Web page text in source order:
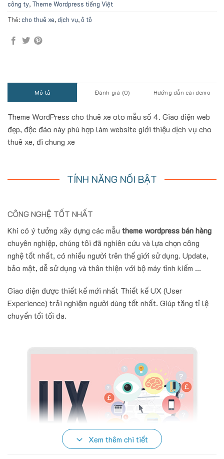
công ty, Theme Wordpress tiếng Việt
Thẻ:cho thuê xe,dịch vụ,ô tô
Mô tả Đánh giá (0) Hướng dẫn cài demo
Theme WordPress cho thuê xe oto mẫu số 4. Giao diện web
đẹp, độc đáo này phù hợp làm website giới thiệu dịch vụ cho
thuê xe, đi chung xe
TÍNH NĂNG NỔI BẬT
CÔNG NGHỆ TỐT NHẤT
Khi có ý tưởng xây dựng các mẫu theme wordpress bán hàng
chuyên nghiệp, chúng tôi đã nghiên cứu và lựa chọn công
nghệ tốt nhất, có nhiều người trên thế giới sử dụng. Update,
bảo mật, dễ sử dụng và thân thiện với bộ máy tình kiếm ...
Giao diện được thiết kế mới nhất Thiết kế UX (User
Experience) trải nghiệm người dùng tốt nhất. Giúp tăng tỉ lệ
chuyển tổi tối đa.
Xem thêm chi tiết